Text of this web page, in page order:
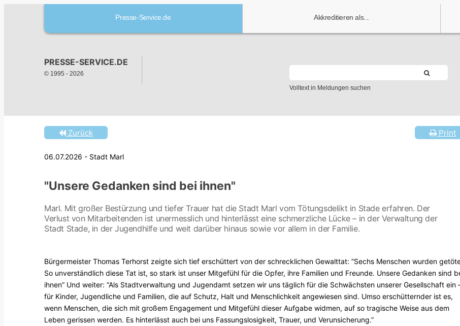
Presse-Service.de Akkreditieren als...
PRESSE-SERVICE.DE
© 1995 - 2026
Volltext in Meldungen suchen
Print
Zurück
06.07.2026 - Stadt Marl
"Unsere Gedanken sind bei ihnen"
Marl. Mit großer Bestürzung und tiefer Trauer hat die Stadt Marl vom Tötungsdelikt in Stade erfahren. Der
Verlust von Mitarbeitenden ist unermesslich und hinterlässt eine schmerzliche Lücke – in der Verwaltung der
Stadt Stade, in der Jugendhilfe und weit darüber hinaus sowie vor allem in der Familie.
Bürgermeister Thomas Terhorst zeigte sich tief erschüttert von der schrecklichen Gewalttat: “Sechs Menschen wurden
So unverständlich diese Tat ist, so stark ist unser Mitgefühl für die Opfer, ihre Familien und Freunde. Unsere Gedanken sind
ihnen” Und weiter: “Als Stadtverwaltung und Jugendamt setzen wir uns täglich für die Schwächsten unserer Gesellschaft ein
für Kinder, Jugendliche und Familien, die auf Schutz, Halt und Menschlichkeit angewiesen sind. Umso erschütternder ist es,
wenn Menschen, die sich mit großem Engagement und Mitgefühl dieser Aufgabe widmen, auf so tragische Weise aus dem
Leben gerissen werden. Es hinterlässt auch bei uns Fassungslosigkeit, Trauer, und Verunsicherung.”